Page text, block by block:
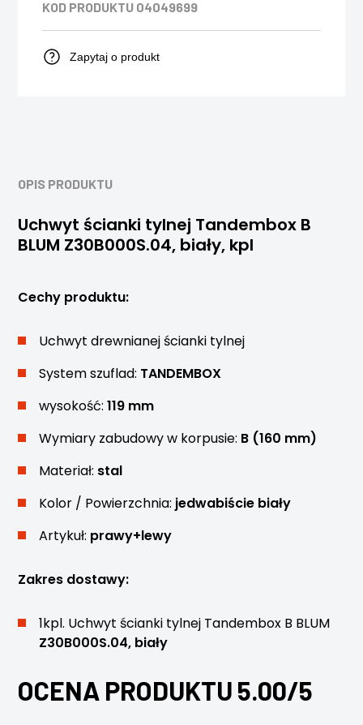
KOD PRODUKTU 04049699
Zapytaj o produkt
OPIS PRODUKTU
Uchwyt ścianki tylnej Tandembox B
BLUM Z30B000S.04, biały, kpl
Cechy produktu:
Uchwyt drewnianej ścianki tylnej
System szuflad: TANDEMBOX
wysokość:119 mm
Wymiary zabudowy w korpusie: B (160 mm)
Materiał: stal
Kolor / Powierzchnia: jedwabiście biały
Artykuł: prawy+lewy
Zakres dostawy:
1kpl. Uchwyt ścianki tylnej Tandembox B BLUM
Z30B000S.04, biały
OCENA PRODUKTU 5.00/5